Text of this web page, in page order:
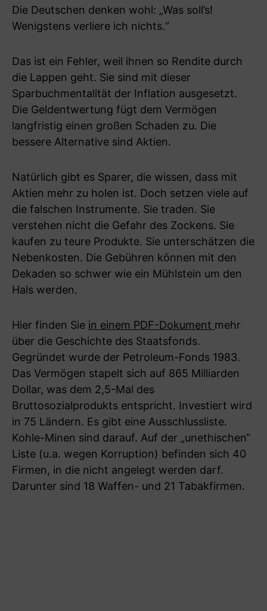
Die Deutschen denken wohl: „Was soll’s!
Wenigstens verliere ich nichts.“
Das ist ein Fehler, weil ihnen so Rendite durch
die Lappen geht. Sie sind mit dieser
Sparbuchmentalität der Inflation ausgesetzt.
Die Geldentwertung fügt dem Vermögen
langfristig einen großen Schaden zu. Die
bessere Alternative sind Aktien.
Natürlich gibt es Sparer, die wissen, dass mit
Aktien mehr zu holen ist. Doch setzen viele auf
die falschen Instrumente. Sie traden. Sie
verstehen nicht die Gefahr des Zockens. Sie
kaufen zu teure Produkte. Sie unterschätzen die
Nebenkosten. Die Gebühren können mit den
Dekaden so schwer wie ein Mühlstein um den
Hals werden.
Hier finden Sie in einem PDF-Dokument mehr
über die Geschichte des Staatsfonds.
Gegründet wurde der Petroleum-Fonds 1983.
Das Vermögen stapelt sich auf 865 Milliarden
Dollar, was dem 2,5-Mal des
Bruttosozialprodukts entspricht. Investiert wird
in 75 Ländern. Es gibt eine Ausschlussliste.
Kohle-Minen sind darauf. Auf der „unethischen“
Liste (u.a. wegen Korruption) befinden sich 40
Firmen, in die nicht angelegt werden darf.
Darunter sind 18 Waffen- und 21 Tabakfirmen.